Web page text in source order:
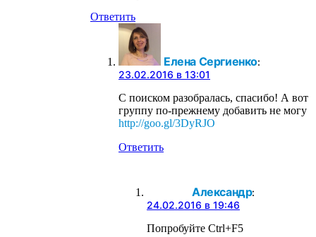
Ответить
Елена Сергиенко:
23.02.2016 в 13:01
С поиском разобралась, спасибо! А вот
группу по-прежнему добавить не могу
http://goo.gl/3DyRJO
Ответить
Александр:
24.02.2016 в 19:46
Попробуйте Ctrl+F5